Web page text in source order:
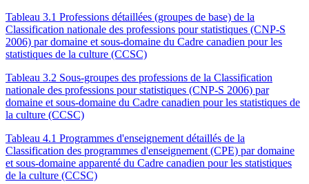
Tableau 3.1 Professions détaillées (groupes de base) de la
Classification nationale des professions pour statistiques (CNP-S
2006) par domaine et sous-domaine du Cadre canadien pour les
statistiques de la culture (CCSC)
Tableau 3.2 Sous-groupes des professions de la Classification
nationale des professions pour statistiques (CNP-S 2006) par
domaine et sous-domaine du Cadre canadien pour les statistiques de
la culture (CCSC)
Tableau 4.1 Programmes d'enseignement détaillés de la
Classification des programmes d'enseignement (CPE) par domaine
et sous-domaine apparenté du Cadre canadien pour les statistiques
de la culture (CCSC)